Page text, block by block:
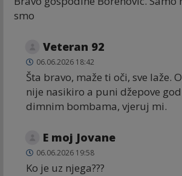
smo
Veteran 92
06.06.2026 18:42
Šta bravo, maže ti oči, sve laže.
nije nasikiro a puni džepove
dimnim bombama, vjeruj mi.
E moj Jovane
06.06.2026 19:58
Ko je uz njega???